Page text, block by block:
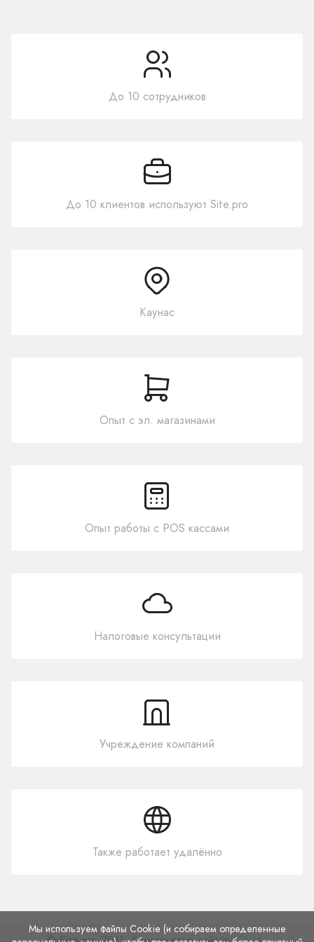
До 10 сотрудников
До 10 клиентов используют Site.pro
Каунас
Опыт с эл. магазинами
Опыт работы с POS кассами
Налоговые консультации
Учреждение компаний
Также работает удалённо
Мы используем файлы Cookie (и собираем определенные